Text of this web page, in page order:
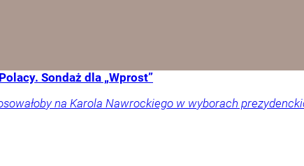
Sondaż dla „Wprost”
na Karola Nawrockiego w wyborach